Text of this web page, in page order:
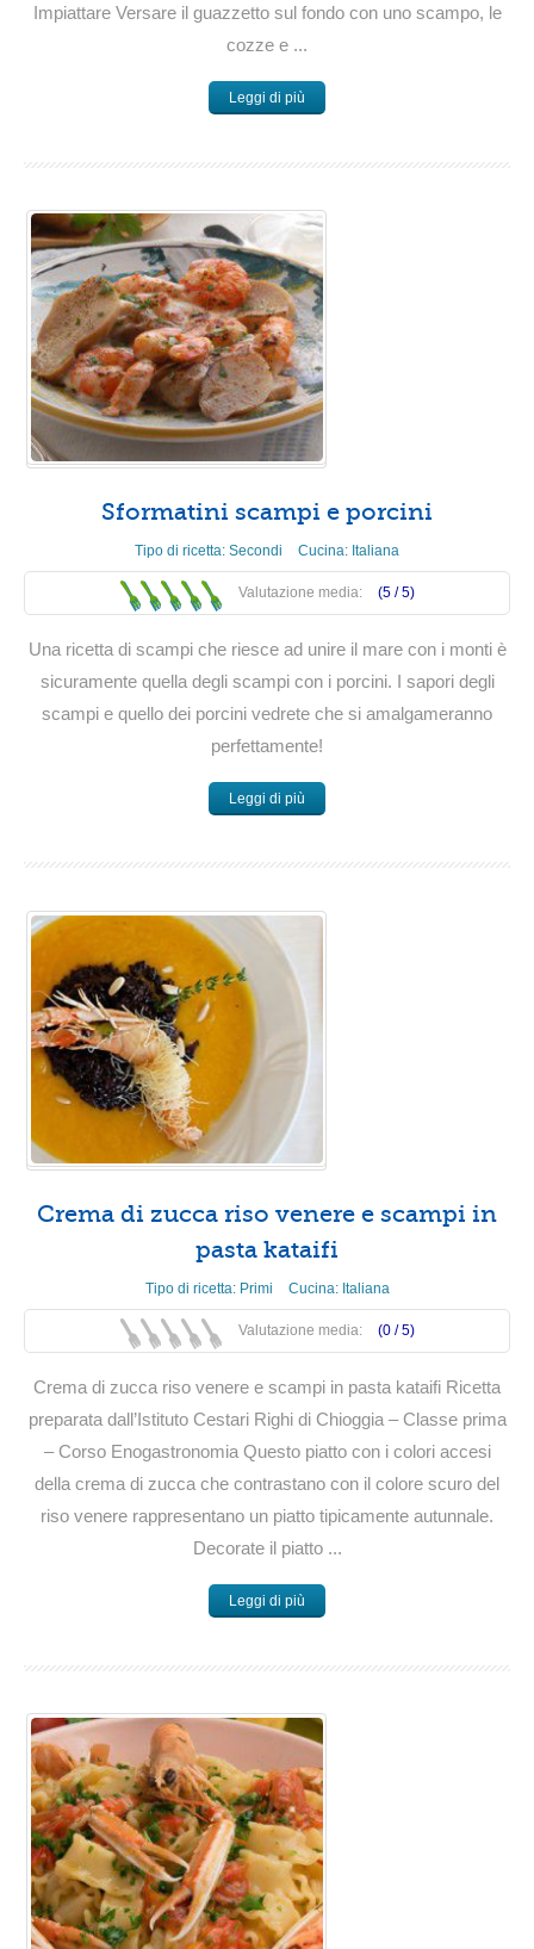
Impiattare Versare il guazzetto sul fondo con uno scampo, le
cozze e ...
Leggi di più
Sformatini scampi e porcini
Tipo di ricetta: Secondi Cucina: Italiana
Valutazione media: (5 /5)
Una ricetta di scampi che riesce ad unire il mare con i monti è
sicuramente quella degli scampi con i porcini. I sapori degli
scampi e quello dei porcini vedrete che si amalgameranno
perfettamente!
Leggi di più
Crema di zucca riso venere e scampi in
pasta kataifi
Tipo di ricetta: Primi Cucina: Italiana
Valutazione media: (0 /5)
Crema di zucca riso venere e scampi in pasta kataifi Ricetta
preparata dall’Istituto Cestari Righi di Chioggia – Classe prima
– Corso Enogastronomia Questo piatto con i colori accesi
della crema di zucca che contrastano con il colore scuro del
riso venere rappresentano un piatto tipicamente autunnale.
Decorate il piatto ...
Leggi di più